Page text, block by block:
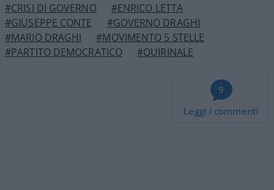
#CRISI DI GOVERNO
#ENRICO LETTA
#GIUSEPPE CONTE
#GOVERNO DRAGHI
#MARIO DRAGHI
#MOVIMENTO 5 STELLE
#PARTITO DEMOCRATICO
#QUIRINALE
9
Leggi i commenti